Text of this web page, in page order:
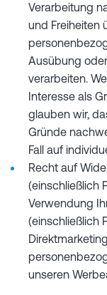
Verarbeitung
und Freiheiten
Ausübung
verarbeiten.
Interesse als
glauben wir,
Gründe
Fall auf
Recht auf
(einschließlich
Verwendung
(einschließlich
unseren